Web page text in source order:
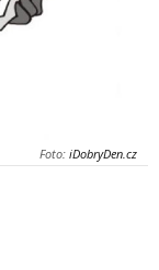
Foto: iDobryDen.cz